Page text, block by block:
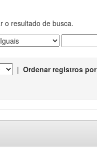
o resultado de busca.
| Ordenar registros por